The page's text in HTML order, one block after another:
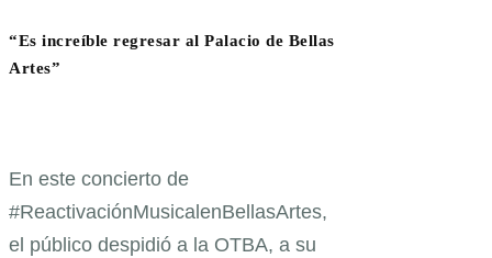
“Es increíble regresar al Palacio de Bellas
Artes”
En este concierto de
#ReactivaciónMusicalenBellasArtes,
el público despidió a la OTBA, a su